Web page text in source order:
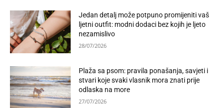
Jedan detalj može potpuno promijeniti vaš
ljetni outfit: modni dodaci bez kojih je ljeto
nezamislivo
28/07/2026
Plaža sa psom: pravila ponašanja, savjeti i
stvari koje svaki vlasnik mora znati prije
odlaska na more
27/07/2026